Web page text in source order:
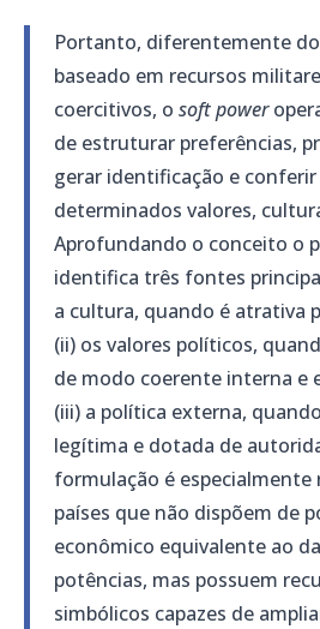
Portanto, diferentemente do
baseado em recursos
coercitivos, o soft power
de estruturar preferências,
gerar identificação e
determinados valores,
Aprofundando o conceito o
identifica três fontes
a cultura, quando é atrativa
(ii) os valores políticos,
de modo coerente interna e
(iii) a política externa,
legítima e dotada de
formulação é especialmente
países que não dispõem de
econômico equivalente ao
potências, mas possuem
simbólicos capazes de